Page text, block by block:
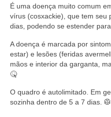
É uma doença muito comum
vírus (cosxackie), que tem seu
dias, podendo se estender
A doença é marcada por
estar) e lesões (feridas
mãos e interior da garganta,
🤒
O quadro é autolimitado. Em
sozinha dentro de 5 a 7 dias.